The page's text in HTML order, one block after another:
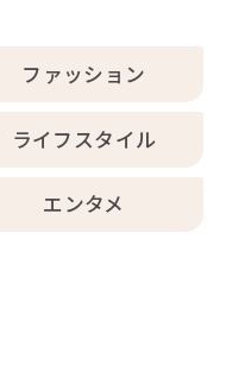
ファッション
ライフスタイル
エンタメ